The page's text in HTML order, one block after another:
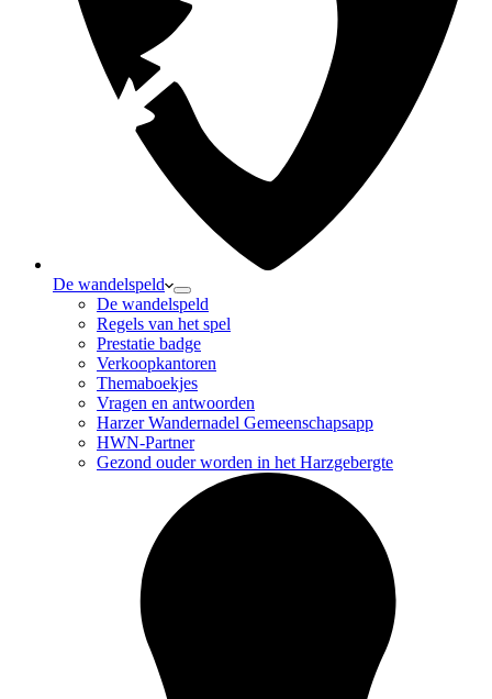
De wandelspeld
De wandelspeld
Regels van het spel
Prestatie badge
Verkoopkantoren
Themaboekjes
Vragen en antwoorden
Harzer Wandernadel Gemeenschapsapp
HWN-Partner
Gezond ouder worden in het Harzgebergte